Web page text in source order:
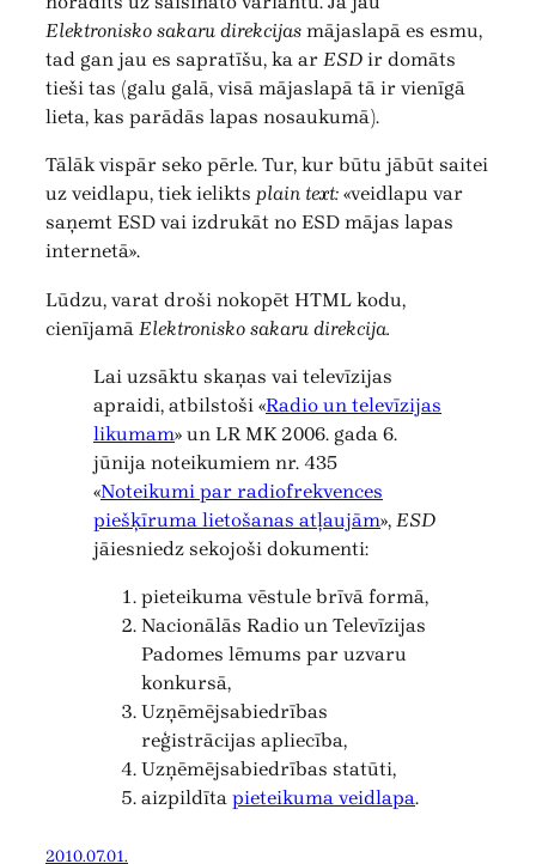
Elektronisko sakaru direkcijas mājaslapā es esmu,
tad gan jau es sapratīšu, ka ar ESD ir domāts
tieši tas (galu galā, visā mājaslapā tā ir vienīgā
lieta, kas parādās lapas nosaukumā).
Tālāk vispār seko pērle. Tur, kur būtu jābūt saitei
uz veidlapu, tiek ielikts plain text: «veidlapu var
saņemt ESD vai izdrukāt no ESD mājas lapas
internetā».
Lūdzu, varat droši nokopēt HTML kodu,
cienījamā Elektronisko sakaru direkcija.
Lai uzsāktu skaņas vai televīzijas
apraidi, atbilstoši «Radio un televīzijas
likumam» un LR MK 2006. gada 6.
jūnija noteikumiem nr. 435
«Noteikumi par radiofrekvences
piešķīruma lietošanas atļaujām», ESD
jāiesniedz sekojoši dokumenti:
pieteikuma vēstule brīvā formā,
Nacionālās Radio un Televīzijas
Padomes lēmums par uzvaru
konkursā,
Uzņēmējsabiedrības
reģistrācijas apliecība,
Uzņēmējsabiedrības statūti,
aizpildīta pieteikuma veidlapa.
2010.07.01.